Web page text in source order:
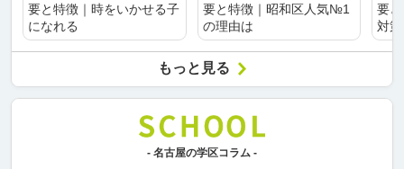
要と特徴｜時をいかせる子
になれる
要と特徴｜昭和区人気№1
の理由は
要
対
もっと見る
- 名古屋の学区コラム -